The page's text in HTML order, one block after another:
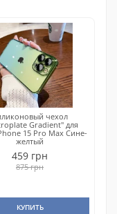
чехол
Gradient" для
15 Pro Max Сине-
желтый
459 грн
875 грн
КУПИТЬ